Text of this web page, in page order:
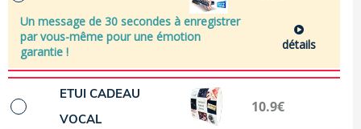
Un message de 30 secondes à enregistrer
par vous-même pour une émotion
garantie !
détails
ETUI CADEAU
VOCAL
10.9€